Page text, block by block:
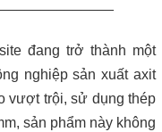
đang trở thành một
nghiệp sản xuất axit
vượt trội, sử dụng thép
sản phẩm này không